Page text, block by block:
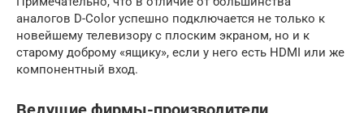
аналогов D-Color успешно подключается не только к
новейшему телевизору с плоским экраном, но и к
старому доброму «ящику», если у него есть HDMI или же
компонентный вход.